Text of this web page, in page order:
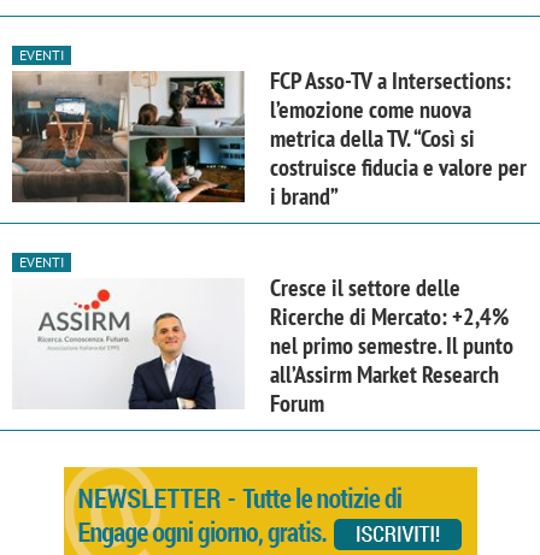
EVENTI
FCP Asso-TV a Intersections:
l’emozione come nuova
metrica della TV. “Così si
costruisce fiducia e valore per
i brand”
EVENTI
Cresce il settore delle
Ricerche di Mercato: +2,4%
nel primo semestre. Il punto
all’Assirm Market Research
Forum